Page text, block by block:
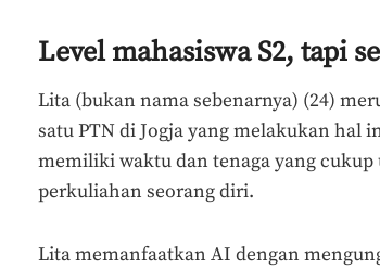
Level mahasiswa S2, tapi
Lita (bukan nama sebenarnya) (24)
satu PTN di Jogja yang melakukan hal
memiliki waktu dan tenaga yang
perkuliahan seorang diri.
Lita memanfaatkan AI dengan